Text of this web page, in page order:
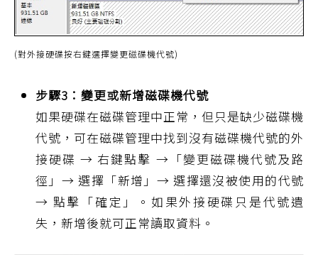
(對外接硬碟按右鍵選擇變更磁碟機代號)
步驟3：變更或新增磁碟機代號
如果硬碟在磁碟管理中正常，但只是缺少磁碟機
代號，可在磁碟管理中找到沒有磁碟機代號的外
接硬碟 → 右鍵點擊 →「變更磁碟機代號及路
徑」→ 選擇「新增」→ 選擇還沒被使用的代號
→ 點擊「確定」。如果外接硬碟只是代號遺
失，新增後就可正常讀取資料。